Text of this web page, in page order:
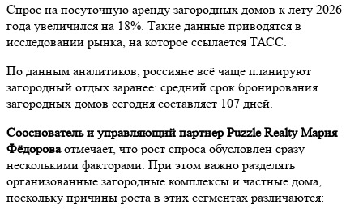
Спрос на посуточную аренду загородных домов к лету 2026
года увеличился на 18%. Такие данные приводятся в
исследовании рынка, на которое ссылается ТАСС.
По данным аналитиков, россияне всё чаще планируют
загородный отдых заранее: средний срок бронирования
загородных домов сегодня составляет 107 дней.
Сооснователь и управляющий партнер Puzzle Realty Мария
Фёдороваотмечает, что рост спроса обусловлен сразу
несколькими факторами. При этом важно разделять
организованные загородные комплексы и частные дома,
поскольку причины роста в этих сегментах различаются: